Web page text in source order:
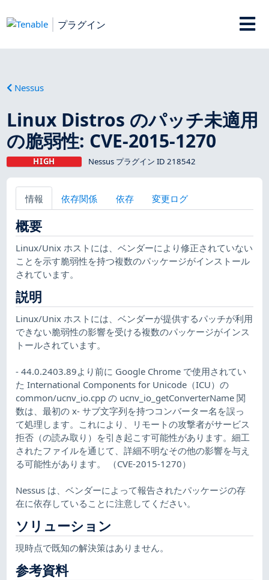
プラグイン
Nessus
Linux Distros のパッチ未適用
の脆弱性: CVE-2015-1270
HIGH Nessus プラグイン ID 218542
情報 依存関係 依存 変更ログ
概要
Linux/Unix ホストには、ベンダーにより修正されていない
ことを示す脆弱性を持つ複数のパッケージがインストール
されています。
説明
Linux/Unix ホストには、ベンダーが提供するパッチが利用
できない脆弱性の影響を受ける複数のパッケージがインス
トールされています。
- 44.0.2403.89より前に Google Chrome で使用されてい
た International Components for Unicode（ICU）の
common/ucnv_io.cpp の ucnv_io_getConverterName 関
数は、最初の x- サブ文字列を持つコンバーター名を誤っ
て処理します。これにより、リモートの攻撃者がサービス
拒否（の読み取り）を引き起こす可能性があります。細工
されたファイルを通じて、詳細不明なその他の影響を与え
る可能性があります。 （CVE-2015-1270）
Nessus は、ベンダーによって報告されたパッケージの存
在に依存していることに注意してください。
ソリューション
現時点で既知の解決策はありません。
参考資料